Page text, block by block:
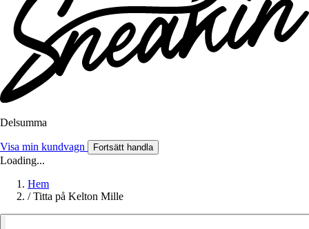
Delsumma
Visa min kundvagn Fortsätt handla
Loading...
Hem
/ Titta på Kelton Mille